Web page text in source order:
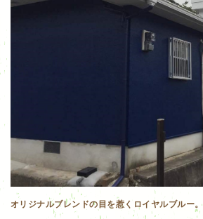
オリジナルブレンドの目を惹くロイヤルブルー。